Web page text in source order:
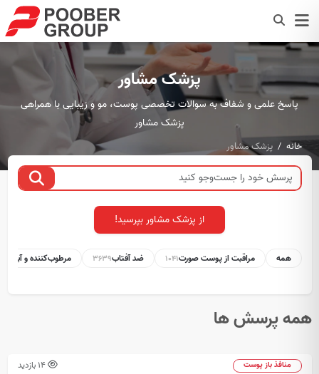
پزشک مشاور
پاسخ علمی و شفاف به سوالات تخصصی پوست، مو و زیبایی با همراهی
پزشک مشاور
خانه پزشک مشاور
از پزشک مشاور بپرسید!
همه مراقبت از پوست صورت1041 ضد آفتاب3639 مرطوب‌کننده و آبرسان
همه پرسش ها
منافذ باز پوست 14 بازدید